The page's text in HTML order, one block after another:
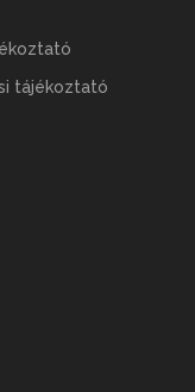
tájékoztató